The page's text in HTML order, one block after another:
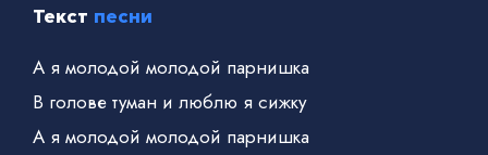
Текст песни
А я молодой молодой парнишка
В голове туман и люблю я сижку
А я молодой молодой парнишка